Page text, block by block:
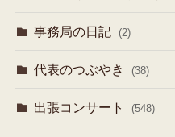
事務局の日記 (2)
代表のつぶやき (38)
出張コンサート (548)